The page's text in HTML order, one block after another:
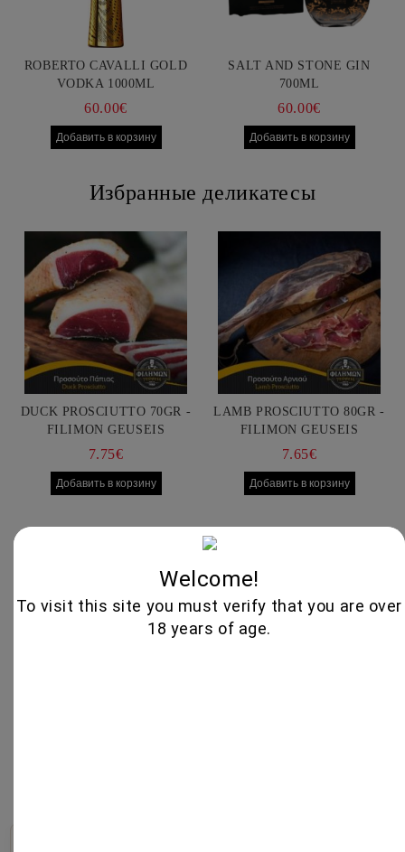
ROBERTO CAVALLI GOLD
VODKA 1000ML
60.00€
SALT AND STONE GIN
700ML
60.00€
Избранные деликатесы
DUCK PROSCIUTTO 70GR -
FILIMON GEUSEIS
7.75€
LAMB PROSCIUTTO 80GR -
FILIMON GEUSEIS
7.65€
Welcome!
To visit this site you must verify that you are over
18 years of age.